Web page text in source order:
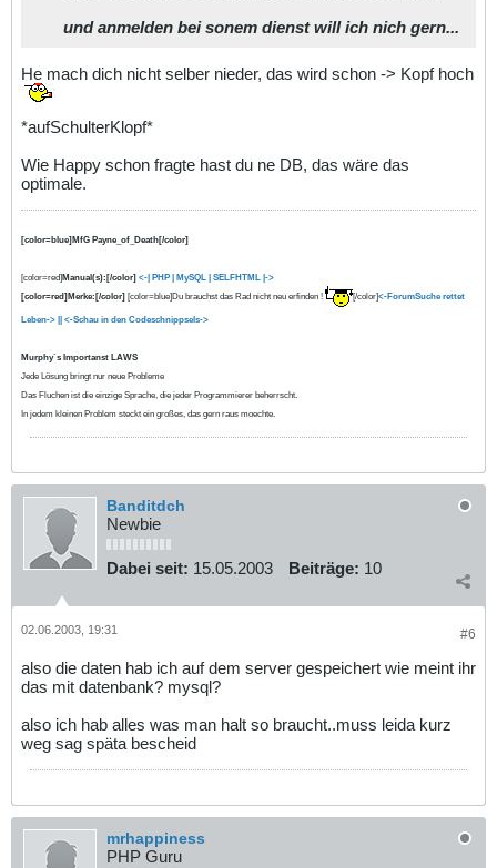
und anmelden bei sonem dienst will ich nich gern...
He mach dich nicht selber nieder, das wird schon -> Kopf hoch
*aufSchulterKlopf*
Wie Happy schon fragte hast du ne DB, das wäre das
optimale.
[color=blue]MfG Payne_of_Death[/color]
[color=red]Manual(s):[/color] <-| PHP | MySQL | SELFHTML |->
[color=red]Merke:[/color] [color=blue]Du brauchst das Rad nicht neu erfinden ! [/color]<-ForumSuche rettet
Leben-> || <-Schau in den Codeschnippsels->
Murphy`s Importanst LAWS
Jede Lösung bringt nur neue Probleme
Das Fluchen ist die einzige Sprache, die jeder Programmierer beherrscht.
In jedem kleinen Problem steckt ein großes, das gern raus moechte.
Banditdch
Newbie
Dabei seit: 15.05.2003 Beiträge: 10
#6
02.06.2003, 19:31
also die daten hab ich auf dem server gespeichert wie meint ihr
das mit datenbank? mysql?
also ich hab alles was man halt so braucht..muss leida kurz
weg sag späta bescheid
mrhappiness
PHP Guru